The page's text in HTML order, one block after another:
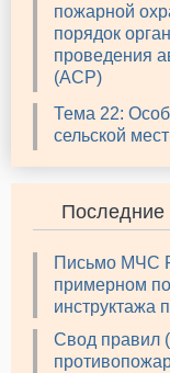
пожарной
порядок
проведения
(АСР)
Тема 22:
сельской
Письмо МЧС
примерном
инструктажа
Свод правил